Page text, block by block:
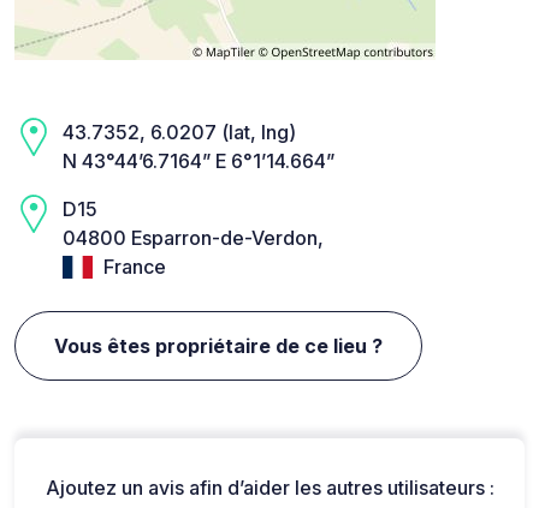
43.7352, 6.0207 (lat, lng)
N 43°44’6.7164” E 6°1’14.664”
D15
04800 Esparron-de-Verdon,
France
Vous êtes propriétaire de ce lieu ?
Ajoutez un avis afin d’aider les autres utilisateurs :